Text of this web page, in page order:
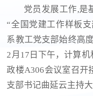
党员发展工作,是
“全国党建工作样板
系教工党支部始终高
2月17日下午，计算
政楼A306会议室召开
支部书记曲延云主持大